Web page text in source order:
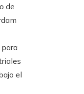
de
el